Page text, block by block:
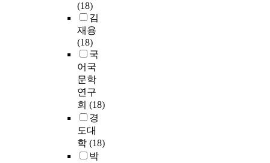
(18)
김
재용
(18)
국
어국
문학
연구
회 (18)
경
도대
학 (18)
박